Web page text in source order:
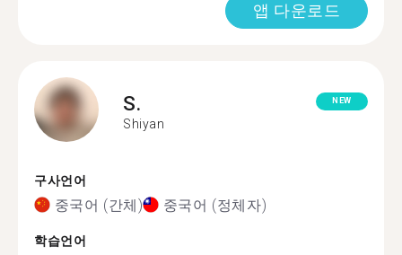
앱 다운로드
S.
Shiyan
NEW
구사언어
중국어 (간체) 중국어 (정체자)
학습언어